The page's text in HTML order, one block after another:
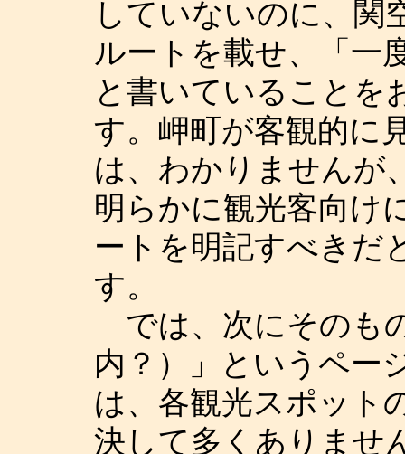
していないのに、関
ルートを載せ、「一
と書いていることを
す。岬町が客観的に
は、わかりませんが
明らかに観光客向け
ートを明記すべきだ
す。
では、次にそのも
内？）」というペー
は、各観光スポット
決して多くありませ